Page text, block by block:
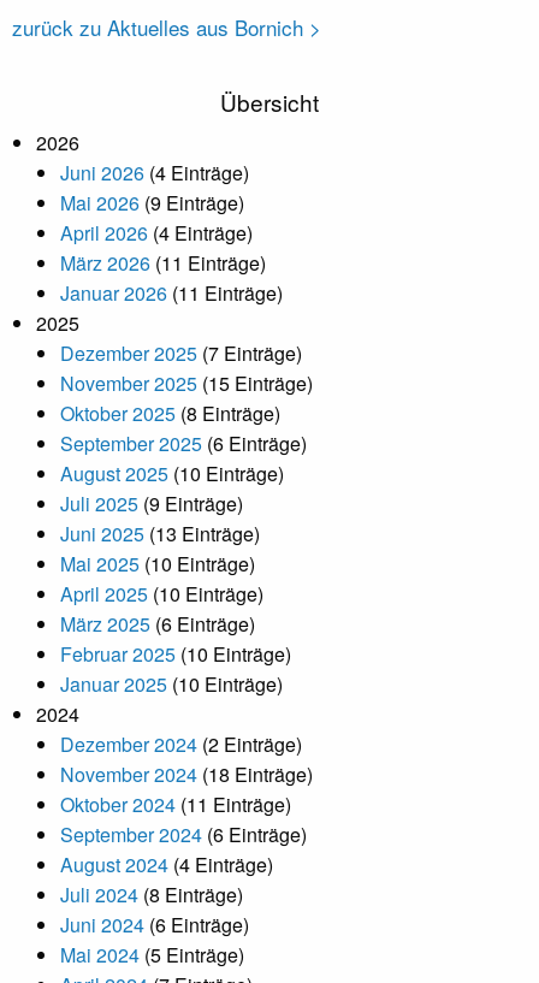
Übersicht
2026
Juni 2026 (4 Einträge)
Mai 2026 (9 Einträge)
April 2026 (4 Einträge)
März 2026 (11 Einträge)
Januar 2026 (11 Einträge)
2025
Dezember 2025 (7 Einträge)
November 2025 (15 Einträge)
Oktober 2025 (8 Einträge)
September 2025 (6 Einträge)
August 2025 (10 Einträge)
Juli 2025 (9 Einträge)
Juni 2025 (13 Einträge)
Mai 2025 (10 Einträge)
April 2025 (10 Einträge)
März 2025 (6 Einträge)
Februar 2025 (10 Einträge)
Januar 2025 (10 Einträge)
2024
Dezember 2024 (2 Einträge)
November 2024 (18 Einträge)
Oktober 2024 (11 Einträge)
September 2024 (6 Einträge)
August 2024 (4 Einträge)
Juli 2024 (8 Einträge)
Juni 2024 (6 Einträge)
Mai 2024 (5 Einträge)
zurück zu Aktuelles aus Bornich >